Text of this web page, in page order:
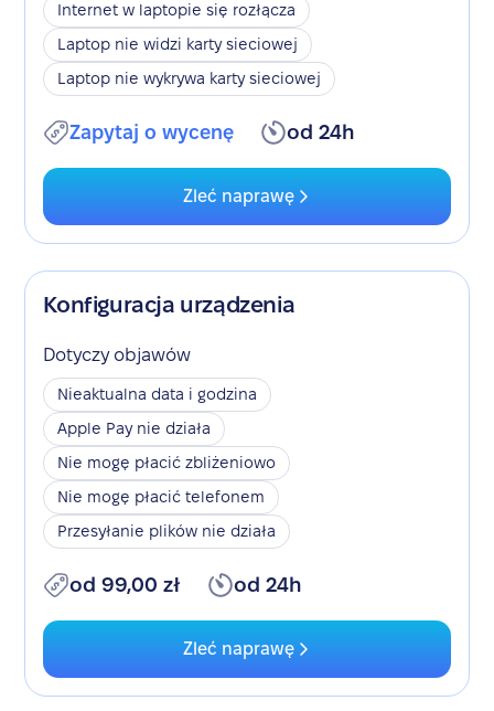
Internet w laptopie się rozłącza
Laptop nie widzi karty sieciowej
Laptop nie wykrywa karty sieciowej
Zapytaj o wycenę od 24h
Zleć naprawę
Konfiguracja urządzenia
Dotyczy objawów
Nieaktualna data i godzina
Apple Pay nie działa
Nie mogę płacić zbliżeniowo
Nie mogę płacić telefonem
Przesyłanie plików nie działa
od 99,00 zł od 24h
Zleć naprawę